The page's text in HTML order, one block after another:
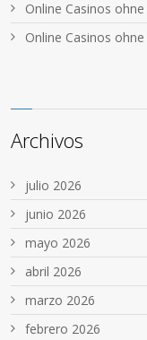
Online Casinos
Online Casinos
Archivos
julio 2026
junio 2026
mayo 2026
abril 2026
marzo 2026
febrero 2026